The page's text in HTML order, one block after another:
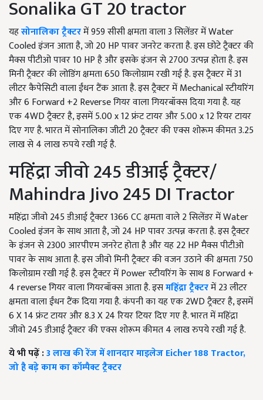
Sonalika GT 20 tractor
यहसोनालिका ट्रैक्टरमें 959 सीसी क्षमता वाला 3 सिलेंडर में Water
Cooled इंजन आता है, जो 20 HP पावर जनरेट करता है. इस छोटे ट्रैक्टर की
मैक्स पीटीओ पावर 10 HP है और इसके इंजन से 2700 उत्पन्न होता है. इस
मिनी ट्रैक्टर की लोडिंग क्षमता 650 किलोग्राम रखी गई है. इस ट्रैक्टर में 31
लीटर कैपेसिटी वाला ईंधन टैंक आता है. इस ट्रैक्टर में Mechanical स्टीयरिंग
और 6 Forward +2 Reverse गियर वाला गियरबॉक्स दिया गया है. यह
एक 4WD ट्रैक्टर है, इसमें 5.00 x 12 फ्रंट टायर और 5.00 x 12 रियर टायर
दिए गए है. भारत में सोनालिका जीटी 20 ट्रैक्टर की एक्स शोरूम कीमत 3.25
लाख से 4 लाख रुपये रखी गई है.
महिंद्रा जीवो 245 डीआई ट्रैक्टर/
Mahindra Jivo 245 DI Tractor
महिंद्रा जीवो 245 डीआई ट्रैक्टर 1366 CC क्षमता वाले 2 सिलेंडर में Water
Cooled इंजन के साथ आता है, जो 24 HP पावर उत्पन्न करता है. इस ट्रैक्टर
के इंजन से 2300 आरपीएम जनरेट होता है और यह 22 HP मैक्स पीटीओ
पावर के साथ आता है. इस जीवो मिनी ट्रैक्टर की वजन उठाने की क्षमता 750
किलोग्राम रखी गई है. इस ट्रैक्टर में Power स्टीयरिंग के साथ 8 Forward +
4 reverse गियर वाला गियरबॉक्स आता है. इसमहिंद्रा ट्रैक्टरमें 23 लीटर
क्षमता वाला ईंधन टैंक दिया गया है. कंपनी का यह एक 2WD ट्रैक्टर है, इसमें
6 X 14 फ्रंट टायर और 8.3 X 24 रियर टियर दिए गए है. भारत में महिंद्रा
जीवो 245 डीआई ट्रैक्टर की एक्स शोरूम कीमत 4 लाख रुपये रखी गई है.
ये भी पढ़ें :3 लाख की रेंज में शानदार माइलेज Eicher 188 Tractor,
जो है बड़े काम का कॉम्पैक्ट ट्रैक्टर